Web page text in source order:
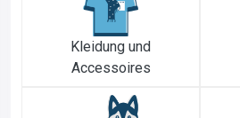
Kleidung und
Accessoires